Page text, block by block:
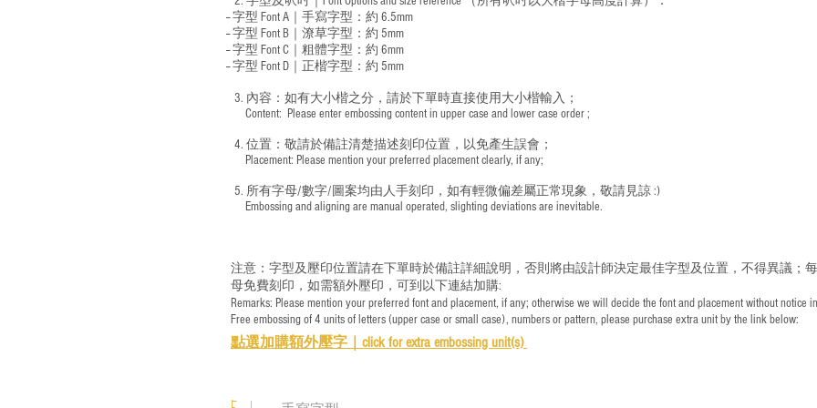
-- 字型 Font A｜手寫字型：約 6.5mm
-- 字型 Font B｜潦草字型： 約 5mm
-- 字型 Font C｜粗體字型：約 6mm
-- 字型 Font D｜正楷字型： 約 5mm
3. 內容：如有大小楷之分，請於下單時直接使用大小楷輸入；
​ Content: Please enter embossing content in upper case and lower case order ;
4. 位置：敬請於備註清楚描述刻印位置，以免產生誤會；
​ Placement: Please mention your preferred placement clearly, if any;
5. 所有字母/數字/圖案均由人手刻印，如有輕微偏差屬正常現象，敬請見諒 :)
​ Embossing and aligning are manual operated, slighting deviations are inevitable.
注意：字型及壓印位置請在下單時於備註詳細說明，否則將由設計師決定最佳字型及位置，不得異議；
母免費刻印，如需額外壓印，可到以下連結加購:
Remarks: Please mention your preferred font and placement, if any; otherwise we will decide the font and placement without notice
Free embossing of 4 units of letters (upper case or small case), numbers or pattern, please purchase extra unit by the link below:
點選加購額外壓字｜ click for extra embossing unit(s)